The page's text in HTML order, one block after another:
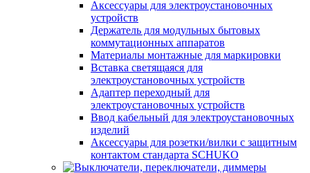
Аксессуары для электроустановочных
устройств
Держатель для модульных бытовых
коммутационных аппаратов
Материалы монтажные для маркировки
Вставка светящаяся для
электроустановочных устройств
Адаптер переходный для
электроустановочных устройств
Ввод кабельный для электроустановочных
изделий
Аксессуары для розетки/вилки с защитным
контактом стандарта SCHUKO